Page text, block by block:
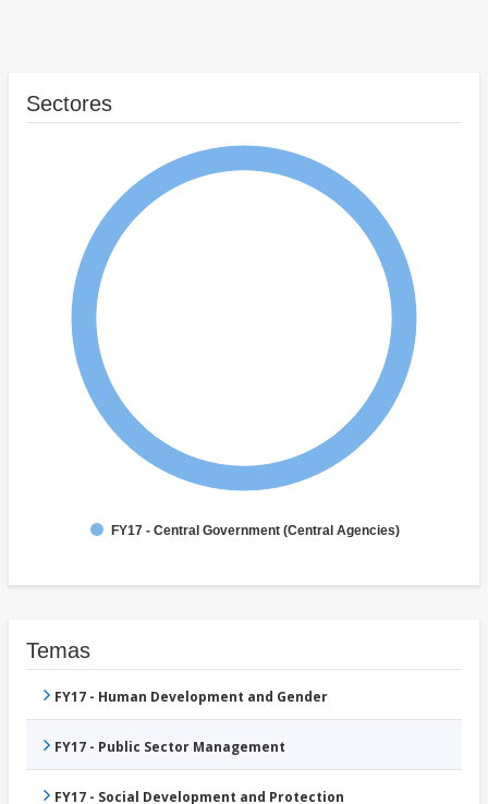
Sectores
FY17 - Central Government (Central Agencies)
Temas
FY17 - Human Development and Gender
FY17 - Public Sector Management
FY17 - Social Development and Protection